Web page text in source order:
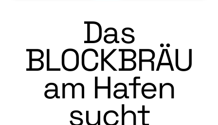
Das
BLOCKBRÄU
am Hafen
sucht